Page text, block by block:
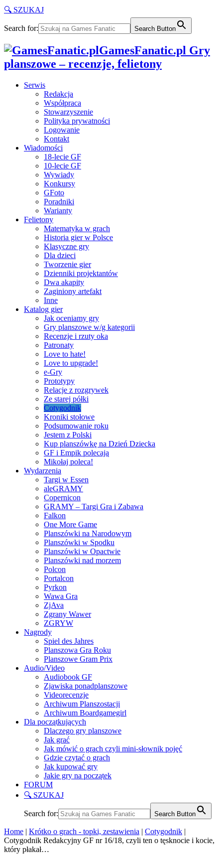
🔍 SZUKAJ
Search for: Search Button
GamesFanatic.pl Gry
planszowe – recenzje, felietony
Serwis
Redakcja
Współpraca
Stowarzyszenie
Polityka prywatności
Logowanie
Kontakt
Wiadomości
18-lecie GF
10-lecie GF
Wywiady
Konkursy
GFoto
Poradniki
Warianty
Felietony
Matematyka w grach
Historia gier w Polsce
Klasyczne gry
Dla dzieci
Tworzenie gier
Dzienniki projektantów
Dwa akapity
Zaginiony artefakt
Inne
Katalog gier
Jak oceniamy gry
Gry planszowe w/g kategorii
Recenzje i rzuty oka
Patronaty
Love to hate!
Love to upgrade!
e-Gry
Prototypy
Relacje z rozgrywek
Ze starej półki
Cotygodnik
Kroniki stołowe
Podsumowanie roku
Jestem z Polski
Kup planszówkę na Dzień Dziecka
GF i Empik polecają
Mikołaj poleca!
Wydarzenia
Targi w Essen
aleGRAMY
Copernicon
GRAMY – Targi Gra i Zabawa
Falkon
One More Game
Planszówki na Narodowym
Planszówki w Spodku
Planszówki w Opactwie
Planszówki nad morzem
Polcon
Portalcon
Pyrkon
Wawa Gra
ZjAva
Zgrany Wawer
ZGRYW
Nagrody
Spiel des Jahres
Planszowa Gra Roku
Planszowe Gram Prix
Audio/Video
Audiobook GF
Zjawiska ponadplanszowe
Videorecenzje
Archiwum Planszostacji
Archiwum Boardgamegirl
Dla początkujących
Dlaczego gry planszowe
Jak grać
Jak mówić o grach czyli mini-słownik pojęć
Gdzie czytać o grach
Jak kupować gry
Jakie gry na początek
FORUM
🔍 SZUKAJ
Search for: Search Button
Home | Krótko o grach - topki, zestawienia | Cotygodnik |
Cotygodnik Redakcyjny GF nr 16/18, czyli ten o tęsknocie i kocie,
który płakał…